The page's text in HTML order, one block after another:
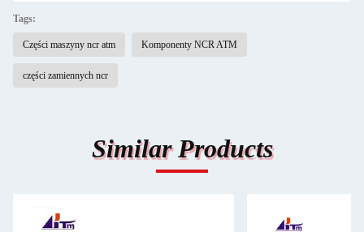
Tags:
Części maszyny ncr atm Komponenty NCR ATM
części zamiennych ncr
Similar Products